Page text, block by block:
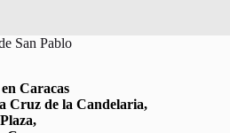
San Pablo
Caracas
Cruz de la Candelaria,